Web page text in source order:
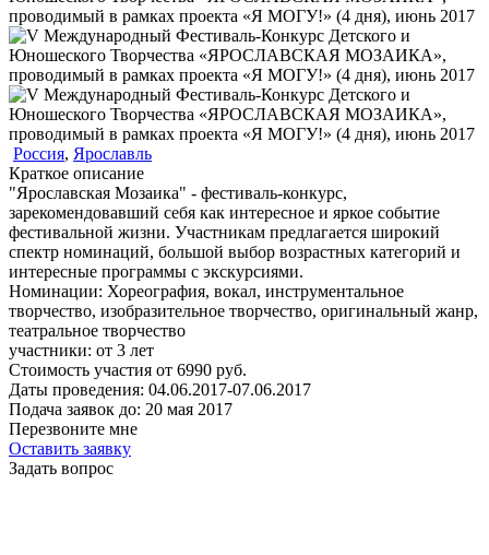
Россия, Ярославль
Краткое описание
"Ярославская Мозаика" - фестиваль-конкурс,
зарекомендовавший себя как интересное и яркое событие
фестивальной жизни. Участникам предлагается широкий
спектр номинаций, большой выбор возрастных категорий и
интересные программы с экскурсиями.
Номинации: Хореография, вокал, инструментальное
творчество, изобразительное творчество, оригинальный жанр,
театральное творчество
участники: от 3 лет
Стоимость участия от 6990 руб.
Даты проведения: 04.06.2017-07.06.2017
Подача заявок до: 20 мая 2017
Перезвоните мне
Оставить заявку
Задать вопрос